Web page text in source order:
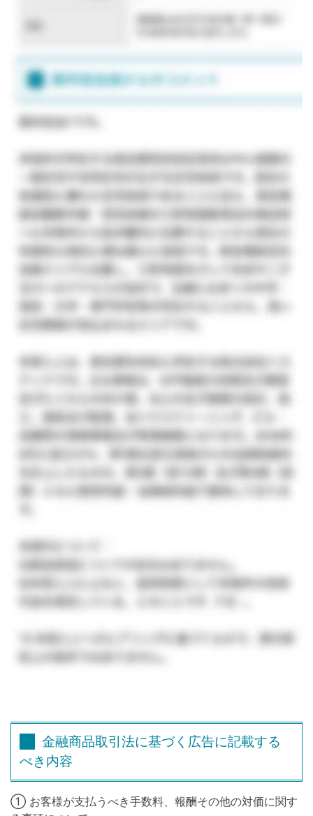
金融商品取引法に基づく広告に記載する
べき内容
① お客様が支払うべき手数料、報酬その他の対価に関す